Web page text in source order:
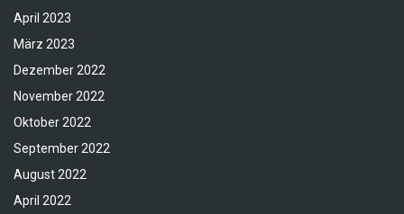
April 2023
März 2023
Dezember 2022
November 2022
Oktober 2022
September 2022
August 2022
April 2022